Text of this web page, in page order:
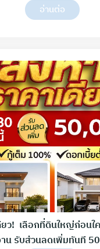
อ่านต่อ
! เลือกที่ดินใหญ่ก่อนใคร 29-
น รับส่วนลดเพิ่มทันที